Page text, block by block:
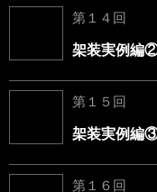
第１４回
架装実例編
第１５回
架装実例編
第１６回